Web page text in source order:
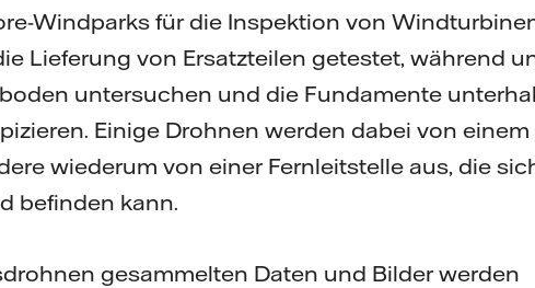
Windparks für die Inspektion von
Lieferung von Ersatzteilen getestet, während
untersuchen und die Fundamente
Einige Drohnen werden dabei von
wiederum von einer Fernleitstelle aus, die
befinden kann.
gesammelten Daten und Bilder werden